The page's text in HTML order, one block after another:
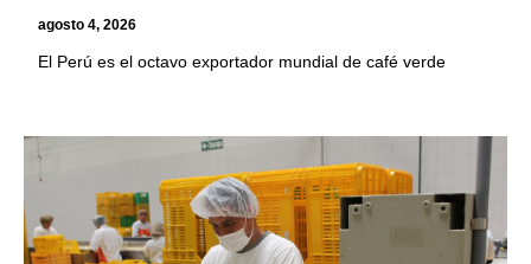
agosto 4, 2026
El Perú es el octavo exportador mundial de café verde